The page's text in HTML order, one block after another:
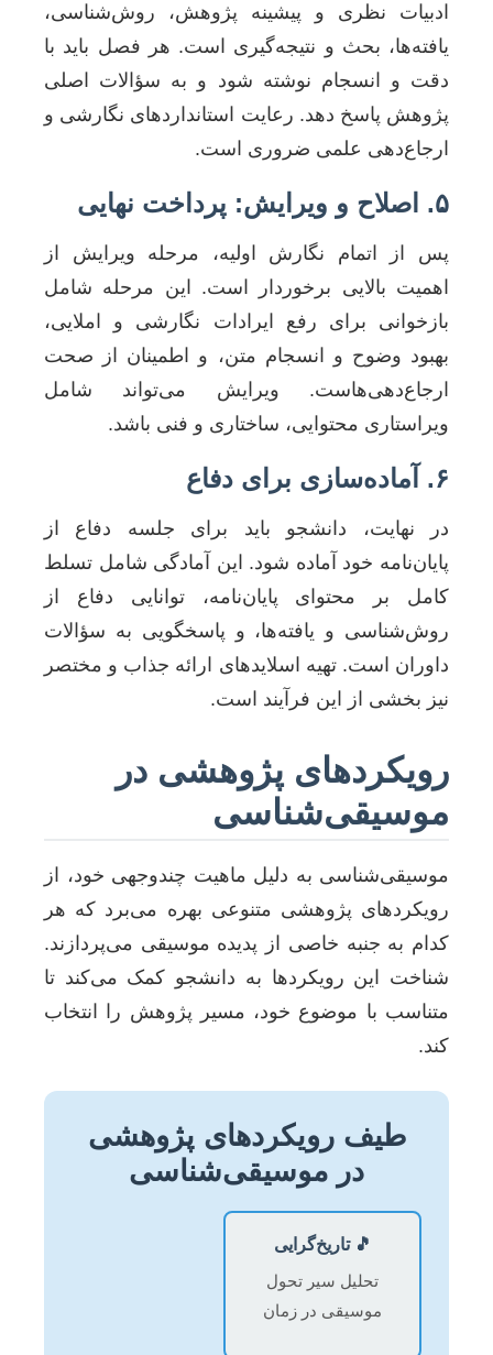
ادبیات نظری و پیشینه پژوهش، روش‌شناسی،
یافته‌ها، بحث و نتیجه‌گیری است. هر فصل باید با
دقت و انسجام نوشته شود و به سؤالات اصلی
پژوهش پاسخ دهد. رعایت استانداردهای نگارشی و
ارجاع‌دهی علمی ضروری است.
۵. اصلاح و ویرایش: پرداخت نهایی
پس از اتمام نگارش اولیه، مرحله ویرایش از
اهمیت بالایی برخوردار است. این مرحله شامل
بازخوانی برای رفع ایرادات نگارشی و املایی،
بهبود وضوح و انسجام متن، و اطمینان از صحت
ارجاع‌دهی‌هاست. ویرایش می‌تواند شامل
ویراستاری محتوایی، ساختاری و فنی باشد.
۶. آماده‌سازی برای دفاع
در نهایت، دانشجو باید برای جلسه دفاع از
پایان‌نامه خود آماده شود. این آمادگی شامل تسلط
کامل بر محتوای پایان‌نامه، توانایی دفاع از
روش‌شناسی و یافته‌ها، و پاسخگویی به سؤالات
داوران است. تهیه اسلایدهای ارائه جذاب و مختصر
نیز بخشی از این فرآیند است.
رویکردهای پژوهشی در
موسیقی‌شناسی
موسیقی‌شناسی به دلیل ماهیت چندوجهی خود، از
رویکردهای پژوهشی متنوعی بهره می‌برد که هر
کدام به جنبه خاصی از پدیده موسیقی می‌پردازند.
شناخت این رویکردها به دانشجو کمک می‌کند تا
متناسب با موضوع خود، مسیر پژوهش را انتخاب
کند.
طیف رویکردهای پژوهشی
در موسیقی‌شناسی
🎵 تاریخ‌گرایی
تحلیل سیر تحول
موسیقی در زمان